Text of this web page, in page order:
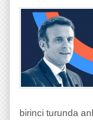
birinci turunda